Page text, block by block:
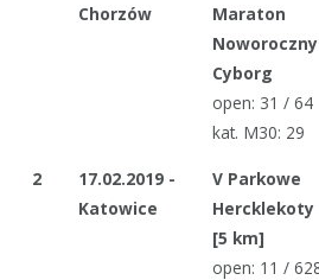
Chorzów
Maraton
Noworoczny
Cyborg
open: 31 / 64
kat. M30: 29
2
17.02.2019 -
Katowice
V Parkowe
Hercklekoty
[5 km]
open: 11 /